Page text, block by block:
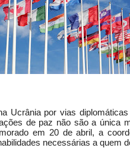
Ucrânia por vias
de paz não são a única
em 20 de abril, a
necessárias a quem